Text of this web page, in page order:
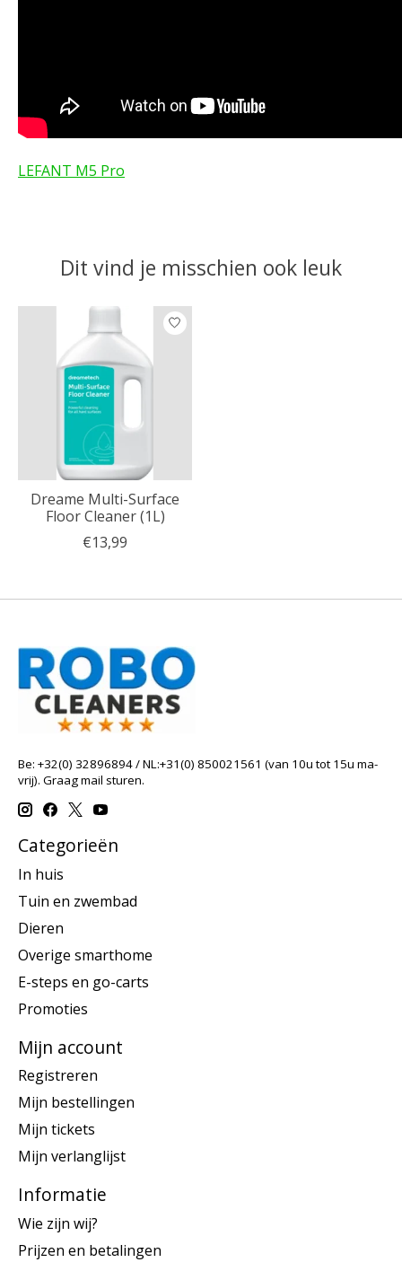
LEFANT M5 Pro
Dit vind je misschien ook leuk
Items van productcarrousel
Dreame Multi-Surface
Floor Cleaner (1L)
€13,99
Be: +32(0) 32896894 / NL:+31(0) 850021561 (van 10u tot 15u ma-
vrij). Graag mail sturen.
Categorieën
In huis
Tuin en zwembad
Dieren
Overige smarthome
E-steps en go-carts
Promoties
Mijn account
Registreren
Mijn bestellingen
Mijn tickets
Mijn verlanglijst
Informatie
Wie zijn wij?
Prijzen en betalingen